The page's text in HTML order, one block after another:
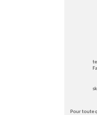
Pour toute